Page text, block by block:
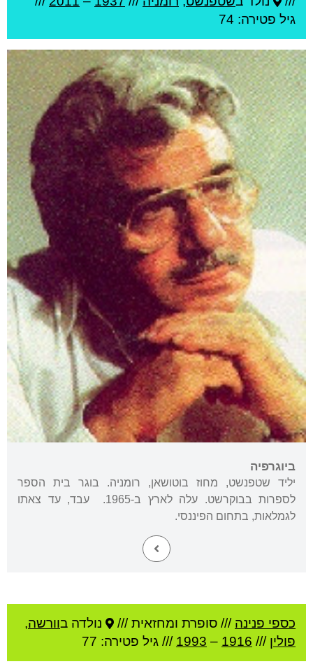
גיל פטירה: 74
ביוגרפיה
יליד שטפנשט, מחוז בוטושאן, רומניה. בוגר בית הספר
לספרות בבוקרשט. עלה לארץ ב-1965. עבד, עד צאתו
לגמלאות, בתחום הפיננסי.
כספי פנינה /// סופרת ומחזאית /// נולדה בוורשה,
פולין ///
1916
–
1993 /// גיל פטירה: 77